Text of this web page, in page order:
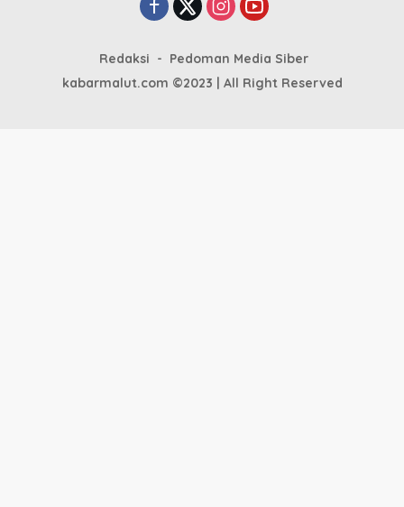
Redaksi
Pedoman Media Siber
kabarmalut.com ©2023 | All Right Reserved